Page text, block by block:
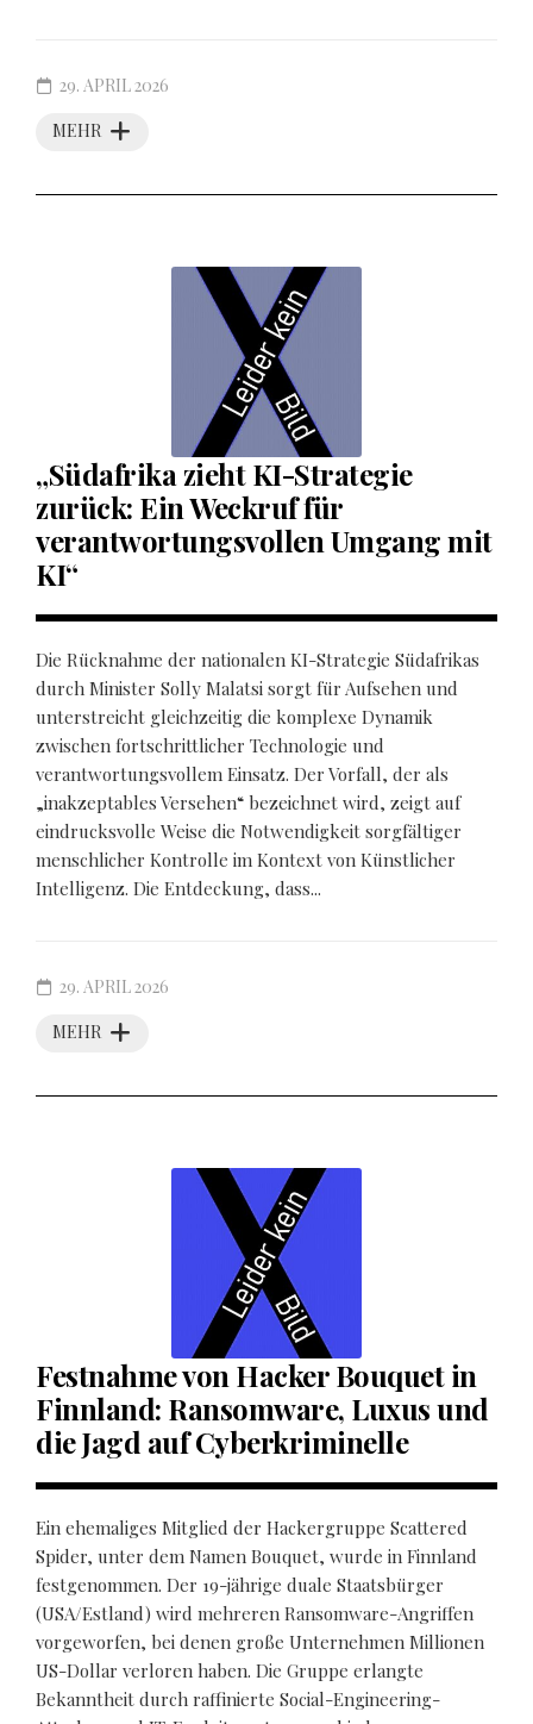
MEHR
29. APRIL 2026
„Südafrika zieht KI-Strategie
zurück: Ein Weckruf für
verantwortungsvollen Umgang mit
KI“
Die Rücknahme der nationalen KI-Strategie Südafrikas
durch Minister Solly Malatsi sorgt für Aufsehen und
unterstreicht gleichzeitig die komplexe Dynamik
zwischen fortschrittlicher Technologie und
verantwortungsvollem Einsatz. Der Vorfall, der als
„inakzeptables Versehen“ bezeichnet wird, zeigt auf
eindrucksvolle Weise die Notwendigkeit sorgfältiger
menschlicher Kontrolle im Kontext von Künstlicher
Intelligenz. Die Entdeckung, dass...
MEHR
29. APRIL 2026
Festnahme von Hacker Bouquet in
Finnland: Ransomware, Luxus und
die Jagd auf Cyberkriminelle
Ein ehemaliges Mitglied der Hackergruppe Scattered
Spider, unter dem Namen Bouquet, wurde in Finnland
festgenommen. Der 19-jährige duale Staatsbürger
(USA/Estland) wird mehreren Ransomware-Angriffen
vorgeworfen, bei denen große Unternehmen Millionen
US-Dollar verloren haben. Die Gruppe erlangte
Bekanntheit durch raffinierte Social-Engineering-